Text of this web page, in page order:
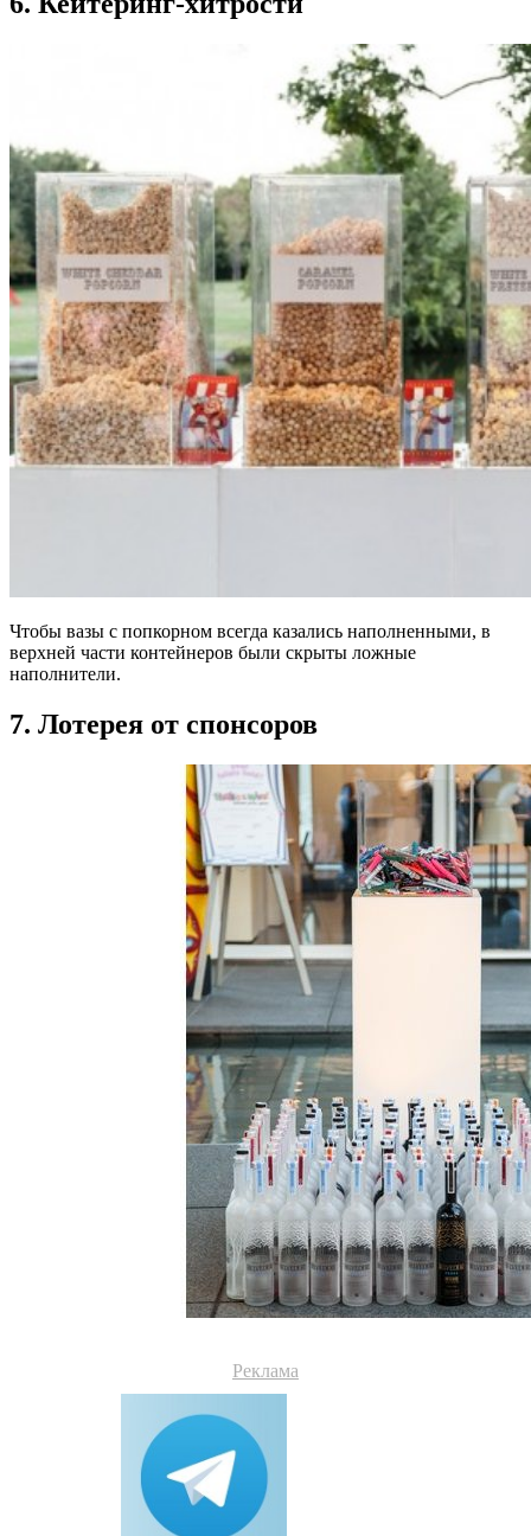
Чтобы вазы с попкорном всегда казались наполненными, в
верхней части контейнеров были скрыты ложные
наполнители.
7. Лотерея от спонсоров
Реклама